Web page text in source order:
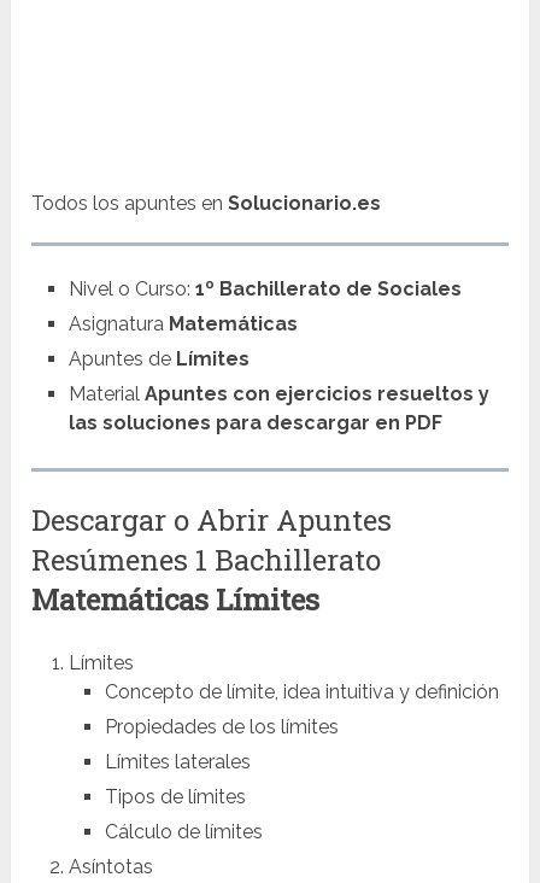
Todos los apuntes enSolucionario.es
Nivel o Curso: 1º Bachillerato de Sociales
Asignatura Matemáticas
Apuntes de Límites
Material Apuntes con ejercicios resueltos y
las soluciones para descargar en PDF
Descargar o Abrir Apuntes
Resúmenes 1 Bachillerato
Matemáticas Límites
Límites
Concepto de límite, idea intuitiva y definición
Propiedades de los límites
Límites laterales
Tipos de límites
Cálculo de límites
Asíntotas